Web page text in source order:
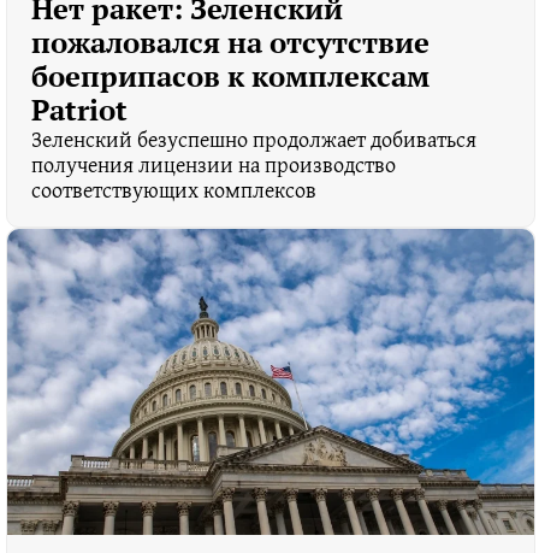
Нет ракет: Зеленский
пожаловался на отсутствие
боеприпасов к комплексам
Patriot
Зеленский безуспешно продолжает добиваться
получения лицензии на производство
соответствующих комплексов